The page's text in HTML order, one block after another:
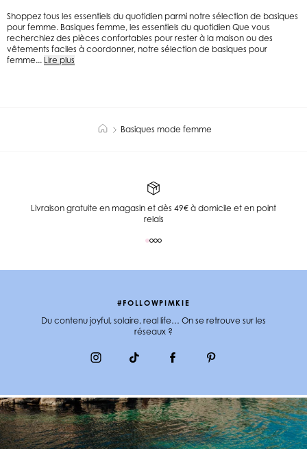
Shoppez tous les essentiels du quotidien parmi notre sélection de basiques
pour femme. Basiques femme, les essentiels du quotidien Que vous
recherchiez des pièces confortables pour rester à la maison ou des
vêtements faciles à coordonner, notre sélection de basiques pour
femme... Lire plus
Basiques mode femme
Livraison gratuite en magasin et dès 49€ à domicile et en point
relais
#FOLLOWPIMKIE
Du contenu joyful, solaire, real life… On se retrouve sur les
réseaux ?